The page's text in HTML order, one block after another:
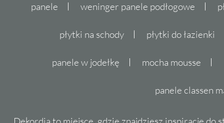
panele weninger panele podłogowe
płytki na schody płytki do łazienki
panele w jodełkę mocha mousse
panele classen